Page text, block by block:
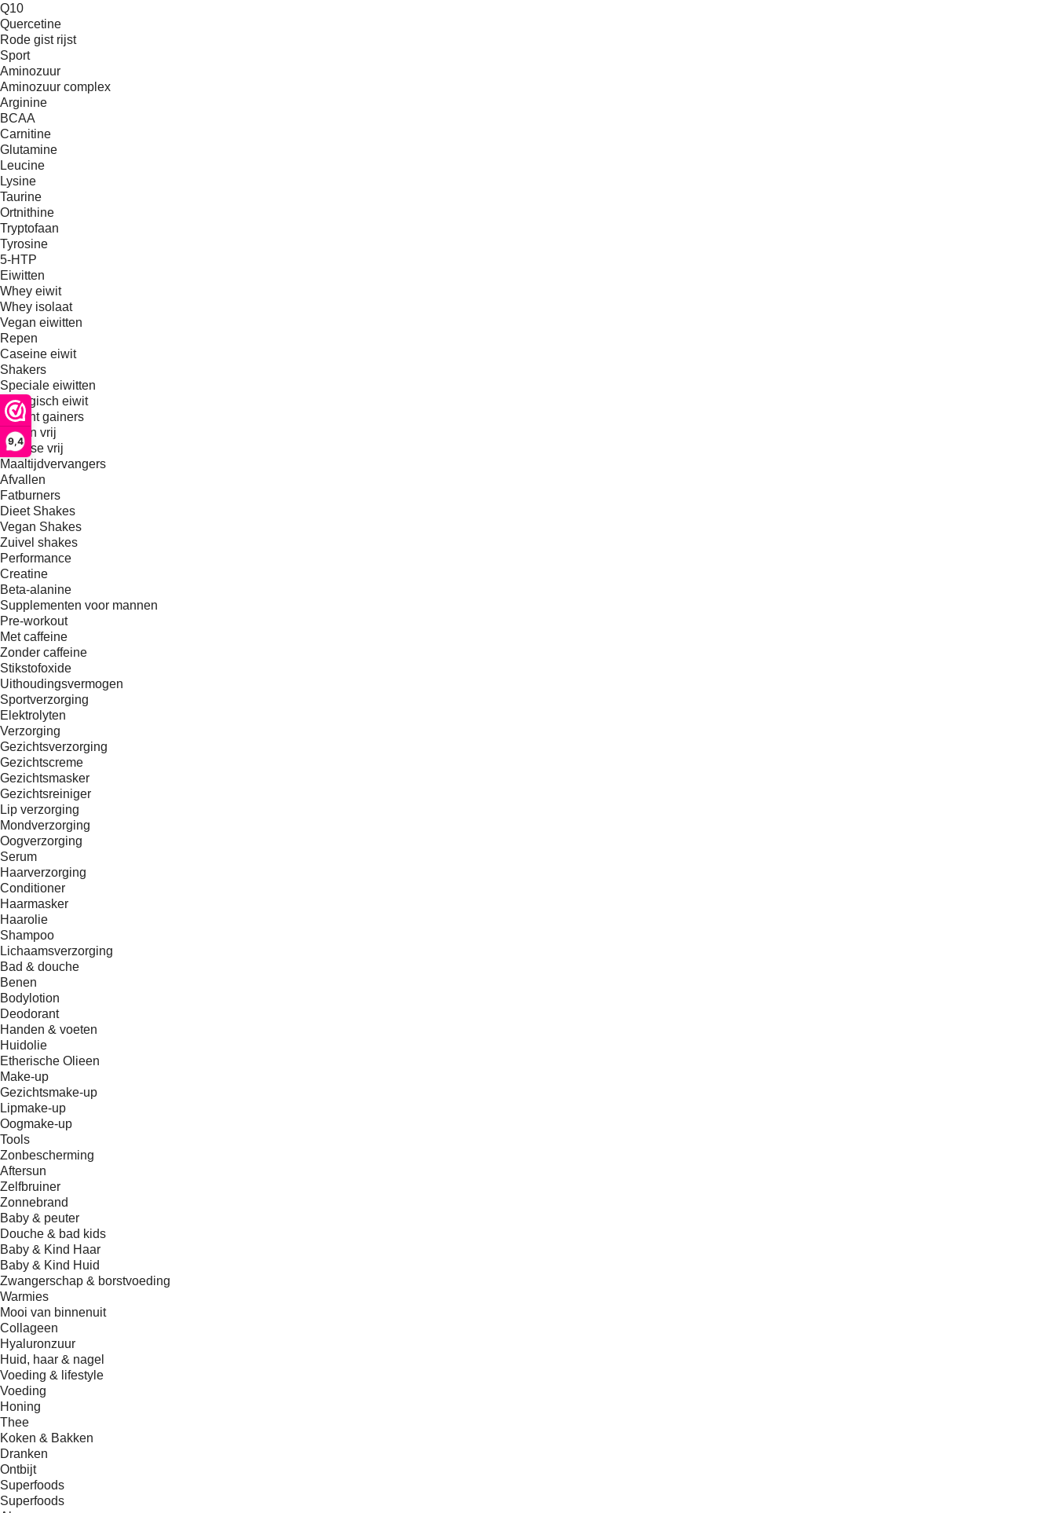
9,4
Q10
Quercetine
Rode gist rijst
Sport
Aminozuur
Aminozuur complex
Arginine
BCAA
Carnitine
Glutamine
Leucine
Lysine
Taurine
Ortnithine
Tryptofaan
Tyrosine
5-HTP
Eiwitten
Whey eiwit
Whey isolaat
Vegan eiwitten
Repen
Caseine eiwit
Shakers
Speciale eiwitten
Biologisch eiwit
Weight gainers
Gluten vrij
Lactose vrij
Maaltijdvervangers
Afvallen
Fatburners
Dieet Shakes
Vegan Shakes
Zuivel shakes
Performance
Creatine
Beta-alanine
Supplementen voor mannen
Pre-workout
Met caffeine
Zonder caffeine
Stikstofoxide
Uithoudingsvermogen
Sportverzorging
Elektrolyten
Verzorging
Gezichtsverzorging
Gezichtscreme
Gezichtsmasker
Gezichtsreiniger
Lip verzorging
Mondverzorging
Oogverzorging
Serum
Haarverzorging
Conditioner
Haarmasker
Haarolie
Shampoo
Lichaamsverzorging
Bad & douche
Benen
Bodylotion
Deodorant
Handen & voeten
Huidolie
Etherische Olieen
Make-up
Gezichtsmake-up
Lipmake-up
Oogmake-up
Tools
Zonbescherming
Aftersun
Zelfbruiner
Zonnebrand
Baby & peuter
Douche & bad kids
Baby & Kind Haar
Baby & Kind Huid
Zwangerschap & borstvoeding
Warmies
Mooi van binnenuit
Collageen
Hyaluronzuur
Huid, haar & nagel
Voeding & lifestyle
Voeding
Honing
Thee
Koken & Bakken
Dranken
Ontbijt
Superfoods
Superfoods